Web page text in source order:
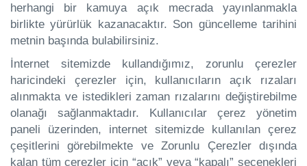
herhangi bir kamuya açık mecrada yayınlanmakla
birlikte yürürlük kazanacaktır. Son güncelleme tarihini
metnin başında bulabilirsiniz.
İnternet sitemizde kullandığımız, zorunlu çerezler
haricindeki çerezler için, kullanıcıların açık rızaları
alınmakta ve istedikleri zaman rızalarını değiştirebilme
olanağı sağlanmaktadır. Kullanıcılar çerez yönetim
paneli üzerinden, internet sitemizde kullanılan çerez
çeşitlerini görebilmekte ve Zorunlu Çerezler dışında
kalan tüm çerezler için “açık” veya “kapalı” seçenekleri